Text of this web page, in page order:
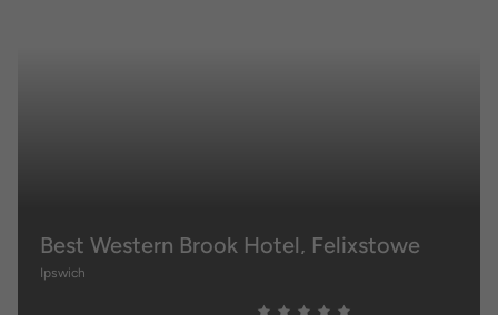
Best Western Brook Hotel, Felixstowe
Ipswich